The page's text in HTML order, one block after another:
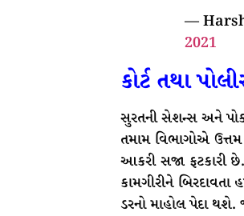
—
2021
કોર્ટ તથા
સુરતની સેશન્સ અને
તમામ વિભાગોએ ઉત્તમ
આકરી સજા ફટકારી
કામગીરીને
ડરનો માહોલ પેદા